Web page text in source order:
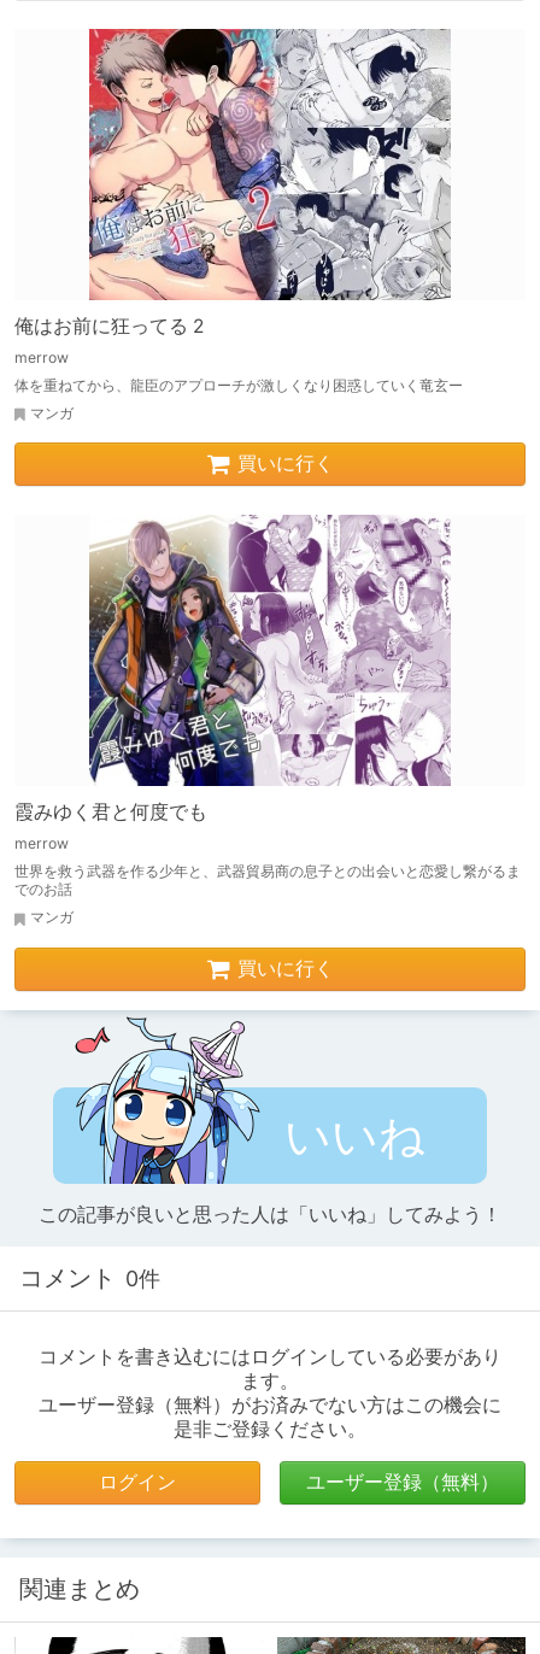
俺はお前に狂ってる 2
merrow
体を重ねてから、龍臣のアプローチが激しくなり困惑していく竜玄ー
マンガ
買いに行く
霞みゆく君と何度でも
merrow
世界を救う武器を作る少年と、武器貿易商の息子との出会いと恋愛し繋がるま
でのお話
マンガ
買いに行く
いいね
この記事が良いと思った人は「いいね」してみよう！
コメント 0件
コメントを書き込むにはログインしている必要があり
ます。
ユーザー登録（無料）がお済みでない方はこの機会に
是非ご登録ください。
ログイン ユーザー登録（無料）
関連まとめ